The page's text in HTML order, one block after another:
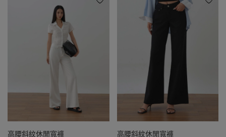
高腰斜紋休閒寬褲 高腰斜紋休閒寬褲